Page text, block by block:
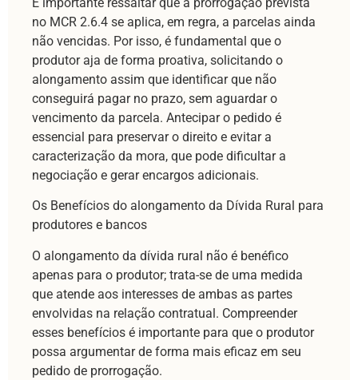
no MCR 2.6.4 se aplica, em regra, a parcelas ainda
não vencidas. Por isso, é fundamental que o
produtor aja de forma proativa, solicitando o
alongamento assim que identificar que não
conseguirá pagar no prazo, sem aguardar o
vencimento da parcela. Antecipar o pedido é
essencial para preservar o direito e evitar a
caracterização da mora, que pode dificultar a
negociação e gerar encargos adicionais.
Os Benefícios do alongamento da Dívida Rural para
produtores e bancos
O alongamento da dívida rural não é benéfico
apenas para o produtor; trata-se de uma medida
que atende aos interesses de ambas as partes
envolvidas na relação contratual. Compreender
esses benefícios é importante para que o produtor
possa argumentar de forma mais eficaz em seu
pedido de prorrogação.